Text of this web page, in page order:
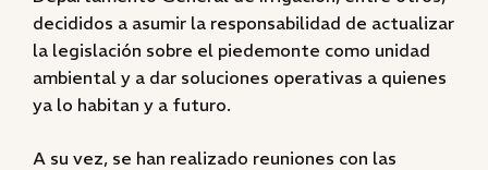
decididos a asumir la responsabilidad de actualizar
la legislación sobre el piedemonte como unidad
ambiental y a dar soluciones operativas a quienes
ya lo habitan y a futuro.
A su vez, se han realizado reuniones con las